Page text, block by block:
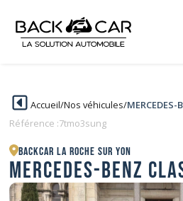
Accueil/Nos véhicules/MERCEDES-
Référence :7tmo3sung
BACKCAR La Roche sur Yon
MERCEDES-BENZ